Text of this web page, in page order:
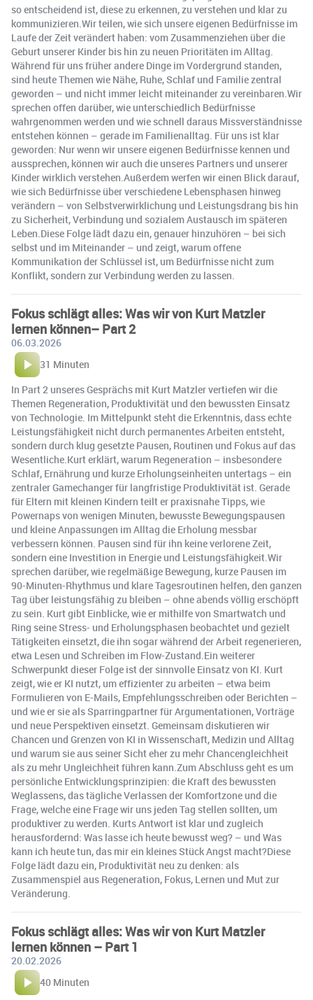
so entscheidend ist, diese zu erkennen, zu verstehen und klar zu
kommunizieren.Wir teilen, wie sich unsere eigenen Bedürfnisse im
Laufe der Zeit verändert haben: vom Zusammenziehen über die
Geburt unserer Kinder bis hin zu neuen Prioritäten im Alltag.
Während für uns früher andere Dinge im Vordergrund standen,
sind heute Themen wie Nähe, Ruhe, Schlaf und Familie zentral
geworden – und nicht immer leicht miteinander zu vereinbaren.Wir
sprechen offen darüber, wie unterschiedlich Bedürfnisse
wahrgenommen werden und wie schnell daraus Missverständnisse
entstehen können – gerade im Familienalltag. Für uns ist klar
geworden: Nur wenn wir unsere eigenen Bedürfnisse kennen und
aussprechen, können wir auch die unseres Partners und unserer
Kinder wirklich verstehen.Außerdem werfen wir einen Blick darauf,
wie sich Bedürfnisse über verschiedene Lebensphasen hinweg
verändern – von Selbstverwirklichung und Leistungsdrang bis hin
zu Sicherheit, Verbindung und sozialem Austausch im späteren
Leben.Diese Folge lädt dazu ein, genauer hinzuhören – bei sich
selbst und im Miteinander – und zeigt, warum offene
Kommunikation der Schlüssel ist, um Bedürfnisse nicht zum
Konflikt, sondern zur Verbindung werden zu lassen.
Fokus schlägt alles: Was wir von Kurt Matzler
lernen können– Part 2
06.03.2026
31 Minuten
In Part 2 unseres Gesprächs mit Kurt Matzler vertiefen wir die
Themen Regeneration, Produktivität und den bewussten Einsatz
von Technologie. Im Mittelpunkt steht die Erkenntnis, dass echte
Leistungsfähigkeit nicht durch permanentes Arbeiten entsteht,
sondern durch klug gesetzte Pausen, Routinen und Fokus auf das
Wesentliche.Kurt erklärt, warum Regeneration – insbesondere
Schlaf, Ernährung und kurze Erholungseinheiten untertags – ein
zentraler Gamechanger für langfristige Produktivität ist. Gerade
für Eltern mit kleinen Kindern teilt er praxisnahe Tipps, wie
Powernaps von wenigen Minuten, bewusste Bewegungspausen
und kleine Anpassungen im Alltag die Erholung messbar
verbessern können. Pausen sind für ihn keine verlorene Zeit,
sondern eine Investition in Energie und Leistungsfähigkeit.Wir
sprechen darüber, wie regelmäßige Bewegung, kurze Pausen im
90-Minuten-Rhythmus und klare Tagesroutinen helfen, den ganzen
Tag über leistungsfähig zu bleiben – ohne abends völlig erschöpft
zu sein. Kurt gibt Einblicke, wie er mithilfe von Smartwatch und
Ring seine Stress- und Erholungsphasen beobachtet und gezielt
Tätigkeiten einsetzt, die ihn sogar während der Arbeit regenerieren,
etwa Lesen und Schreiben im Flow-Zustand.Ein weiterer
Schwerpunkt dieser Folge ist der sinnvolle Einsatz von KI. Kurt
zeigt, wie er KI nutzt, um effizienter zu arbeiten – etwa beim
Formulieren von E-Mails, Empfehlungsschreiben oder Berichten –
und wie er sie als Sparringpartner für Argumentationen, Vorträge
und neue Perspektiven einsetzt. Gemeinsam diskutieren wir
Chancen und Grenzen von KI in Wissenschaft, Medizin und Alltag
und warum sie aus seiner Sicht eher zu mehr Chancengleichheit
als zu mehr Ungleichheit führen kann.Zum Abschluss geht es um
persönliche Entwicklungsprinzipien: die Kraft des bewussten
Weglassens, das tägliche Verlassen der Komfortzone und die
Frage, welche eine Frage wir uns jeden Tag stellen sollten, um
produktiver zu werden. Kurts Antwort ist klar und zugleich
herausfordernd: Was lasse ich heute bewusst weg? – und Was
kann ich heute tun, das mir ein kleines Stück Angst macht?Diese
Folge lädt dazu ein, Produktivität neu zu denken: als
Zusammenspiel aus Regeneration, Fokus, Lernen und Mut zur
Veränderung.
Fokus schlägt alles: Was wir von Kurt Matzler
lernen können – Part 1
20.02.2026
40 Minuten